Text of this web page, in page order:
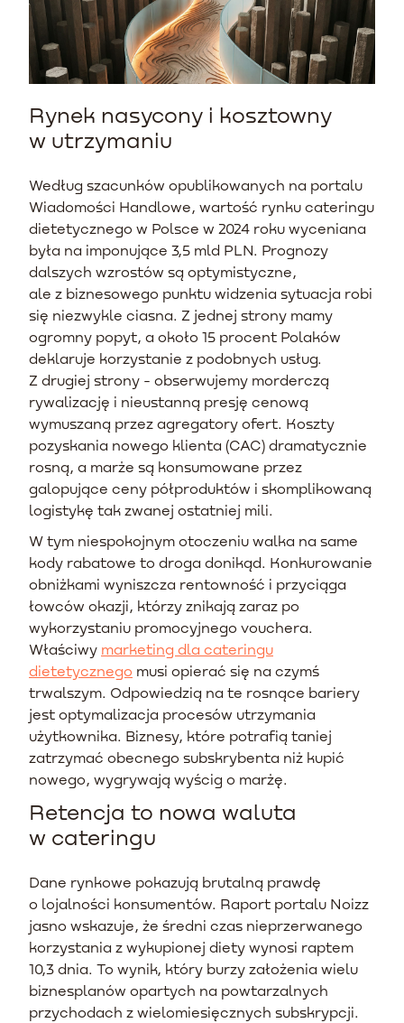
Rynek nasycony i kosztowny
w utrzymaniu
Według szacunków opublikowanych na portalu
Wiadomości Handlowe, wartość rynku cateringu
dietetycznego w Polsce w 2024 roku wyceniana
była na imponujące 3,5 mld PLN. Prognozy
dalszych wzrostów są optymistyczne,
ale z biznesowego punktu widzenia sytuacja robi
się niezwykle ciasna. Z jednej strony mamy
ogromny popyt, a około 15 procent Polaków
deklaruje korzystanie z podobnych usług.
Z drugiej strony - obserwujemy morderczą
rywalizację i nieustanną presję cenową
wymuszaną przez agregatory ofert. Koszty
pozyskania nowego klienta (CAC) dramatycznie
rosną, a marże są konsumowane przez
galopujące ceny półproduktów i skomplikowaną
logistykę tak zwanej ostatniej mili.
W tym niespokojnym otoczeniu walka na same
kody rabatowe to droga donikąd. Konkurowanie
obniżkami wyniszcza rentowność i przyciąga
łowców okazji, którzy znikają zaraz po
wykorzystaniu promocyjnego vouchera.
Właściwy marketing dla cateringu
dietetycznego musi opierać się na czymś
trwalszym. Odpowiedzią na te rosnące bariery
jest optymalizacja procesów utrzymania
użytkownika. Biznesy, które potrafią taniej
zatrzymać obecnego subskrybenta niż kupić
nowego, wygrywają wyścig o marżę.
Retencja to nowa waluta
w cateringu
Dane rynkowe pokazują brutalną prawdę
o lojalności konsumentów. Raport portalu Noizz
jasno wskazuje, że średni czas nieprzerwanego
korzystania z wykupionej diety wynosi raptem
10,3 dnia. To wynik, który burzy założenia wielu
biznesplanów opartych na powtarzalnych
przychodach z wielomiesięcznych subskrypcji.